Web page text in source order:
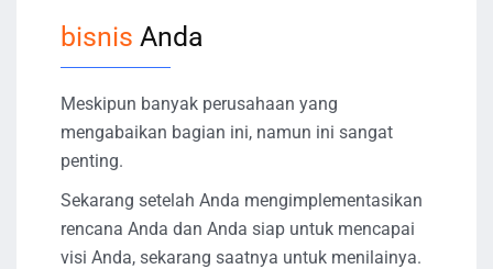
bisnis Anda
Meskipun banyak perusahaan yang
mengabaikan bagian ini, namun ini sangat
penting.
Sekarang setelah Anda mengimplementasikan
rencana Anda dan Anda siap untuk mencapai
visi Anda, sekarang saatnya untuk menilainya.